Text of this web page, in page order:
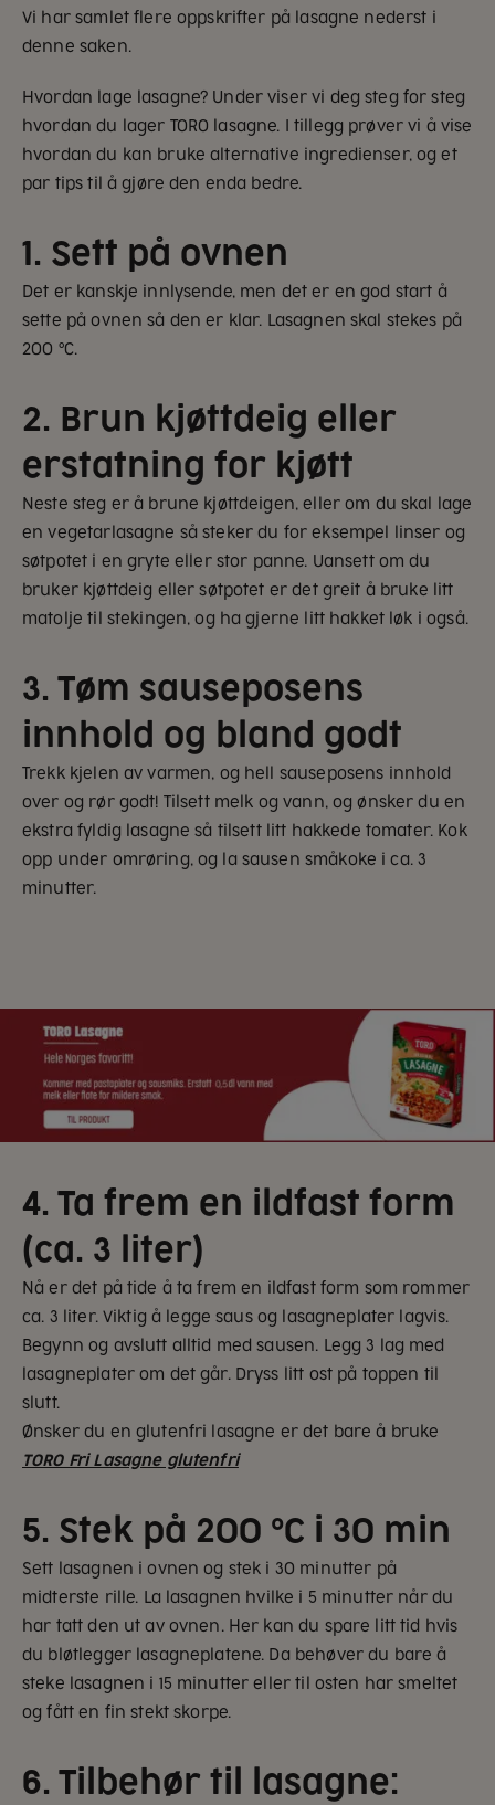
Vi har samlet flere oppskrifter på lasagne nederst i
denne saken.
Hvordan lage lasagne? Under viser vi deg steg for steg
hvordan du lager TORO lasagne. I tillegg prøver vi å vise
hvordan du kan bruke alternative ingredienser, og et
par tips til å gjøre den enda bedre.
1. Sett på ovnen
Det er kanskje innlysende, men det er en god start å
sette på ovnen så den er klar. Lasagnen skal stekes på
200 °C.
2. Brun kjøttdeig eller
erstatning for kjøtt
Neste steg er å brune kjøttdeigen, eller om du skal lage
en vegetarlasagne så steker du for eksempel linser og
søtpotet i en gryte eller stor panne. Uansett om du
bruker kjøttdeig eller søtpotet er det greit å bruke litt
matolje til stekingen, og ha gjerne litt hakket løk i også.
3. Tøm sauseposens
innhold og bland godt
Trekk kjelen av varmen, og hell sauseposens innhold
over og rør godt! Tilsett melk og vann, og ønsker du en
ekstra fyldig lasagne så tilsett litt hakkede tomater. Kok
opp under omrøring, og la sausen småkoke i ca. 3
minutter.
4. Ta frem en ildfast form
(ca. 3 liter)
Nå er det på tide å ta frem en ildfast form som rommer
ca. 3 liter. Viktig å legge saus og lasagneplater lagvis.
Begynn og avslutt alltid med sausen. Legg 3 lag med
lasagneplater om det går. Dryss litt ost på toppen til
slutt.
Ønsker du en glutenfri lasagne er det bare å bruke
TORO Fri Lasagne glutenfri
5. Stek på 200 °C i 30 min
Sett lasagnen i ovnen og stek i 30 minutter på
midterste rille. La lasagnen hvilke i 5 minutter når du
har tatt den ut av ovnen. Her kan du spare litt tid hvis
du bløtlegger lasagneplatene. Da behøver du bare å
steke lasagnen i 15 minutter eller til osten har smeltet
og fått en fin stekt skorpe.
6. Tilbehør til lasagne: